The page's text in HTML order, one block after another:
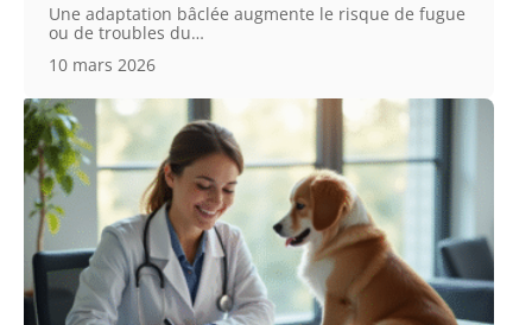
Une adaptation bâclée augmente le risque de fugue
ou de troubles du…
10 mars 2026